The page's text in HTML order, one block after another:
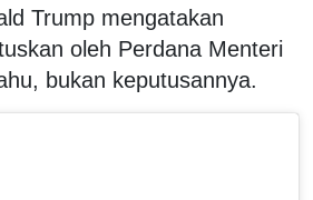
Trump mengatakan
oleh Perdana Menteri
bukan keputusannya.